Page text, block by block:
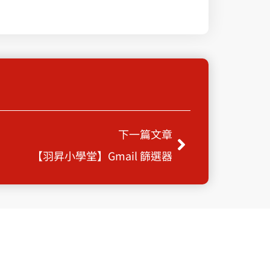
下一篇文章
【羽昇小學堂】Gmail 篩選器
Next